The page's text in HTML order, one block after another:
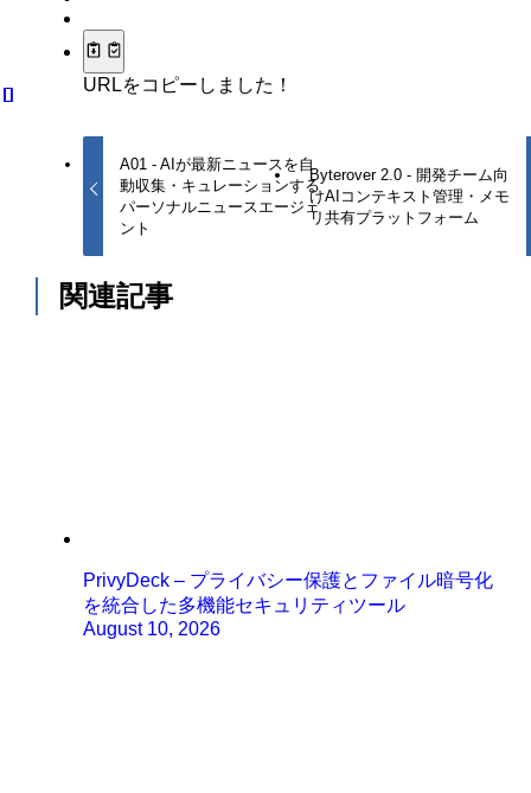
URLをコピーしました！
A01 - AIが最新ニュースを自
動収集・キュレーションする
パーソナルニュースエージェ
ント
Byterover 2.0 - 開発チーム向
けAIコンテキスト管理・メモ
リ共有プラットフォーム
関連記事
PrivyDeck – プライバシー保護とファイル暗号化
を統合した多機能セキュリティツール
August 10, 2026